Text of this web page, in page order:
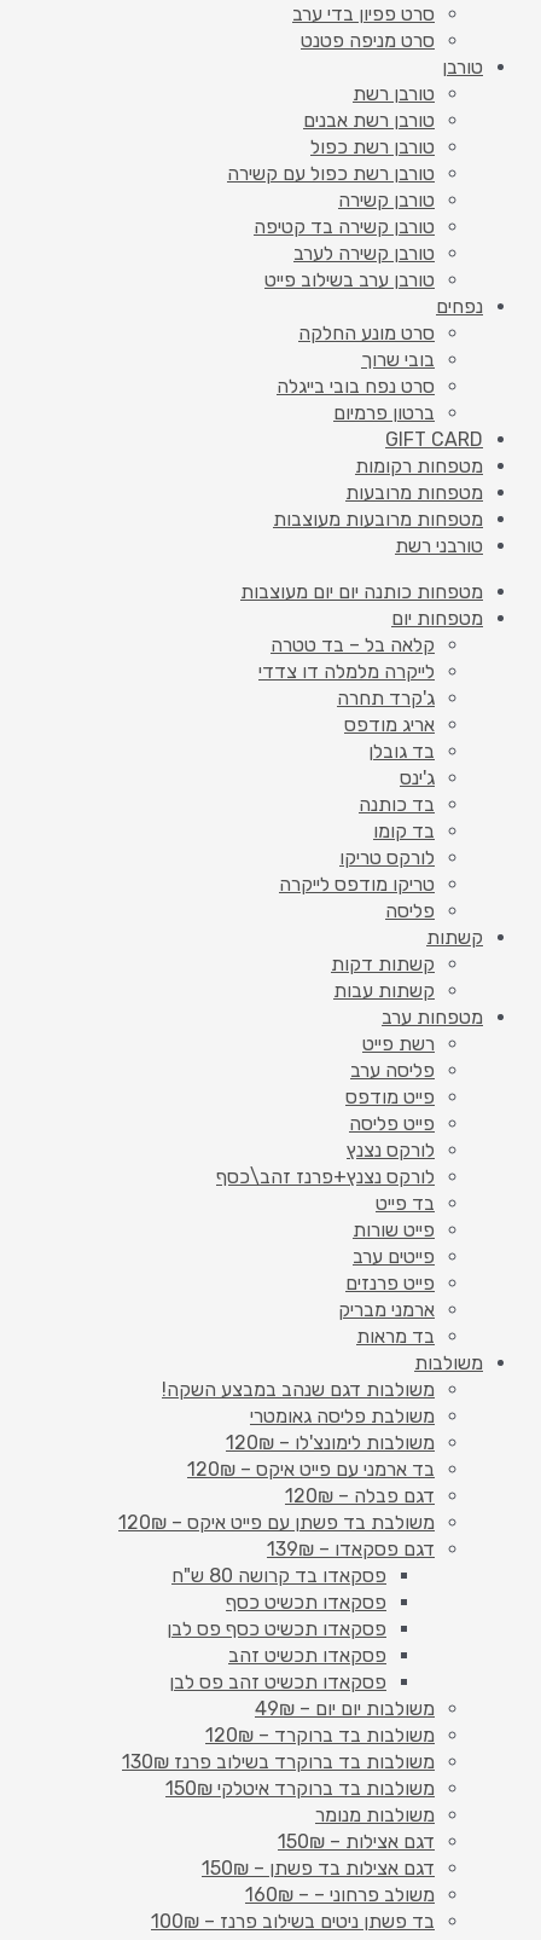
סרט פפיון בדי ערב
סרט מניפה פטנט
טורבן
טורבן רשת
טורבן רשת אבנים
טורבן רשת כפול
טורבן רשת כפול עם קשירה
טורבן קשירה
טורבן קשירה בד קטיפה
טורבן קשירה לערב
טורבן ערב בשילוב פייט
נפחים
סרט מונע החלקה
בובי שרוך
סרט נפח בובי בייגלה
ברטון פרמיום
GIFT CARD
מטפחות רקומות
מטפחות מרובעות
מטפחות מרובעות מעוצבות
טורבני רשת
מטפחות כותנה יום יום מעוצבות
מטפחות יום
קלאה בל – בד טטרה
לייקרה מלמלה דו צדדי
ג'קרד תחרה
אריג מודפס
בד גובלן
ג'ינס
בד כותנה
בד קומו
לורקס טריקו
טריקו מודפס לייקרה
פליסה
קשתות
קשתות דקות
קשתות עבות
מטפחות ערב
רשת פייט
פליסה ערב
פייט מודפס
פייט פליסה
לורקס נצנץ
לורקס נצנץ+פרנז זהב\כסף
בד פייט
פייט שורות
פייטים ערב
פייט פרנזים
ארמני מבריק
בד מראות
משולבות
משולבות דגם שנהב במבצע השקה!
משולבת פליסה גאומטרי
משולבות לימונצ'לו – 120₪
בד ארמני עם פייט איקס – 120₪
דגם פבלה – 120₪
משולבת בד פשתן עם פייט איקס – 120₪
דגם פסקאדו – 139₪
פסקאדו בד קרושה 80 ש"ח
פסקאדו תכשיט כסף
פסקאדו תכשיט כסף פס לבן
פסקאדו תכשיט זהב
פסקאדו תכשיט זהב פס לבן
משולבות יום יום – 49₪
משולבות בד ברוקרד – 120₪
משולבות בד ברוקרד בשילוב פרנז 130₪
משולבות בד ברוקרד איטלקי 150₪
משולבות מנומר
דגם אצילות – 150₪
דגם אצילות בד פשתן – 150₪
משולב פרחוני – – 160₪
בד פשתן ניטים בשילוב פרנז – 100₪